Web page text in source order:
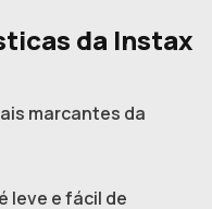
da Instax
marcantes da
leve e fácil de